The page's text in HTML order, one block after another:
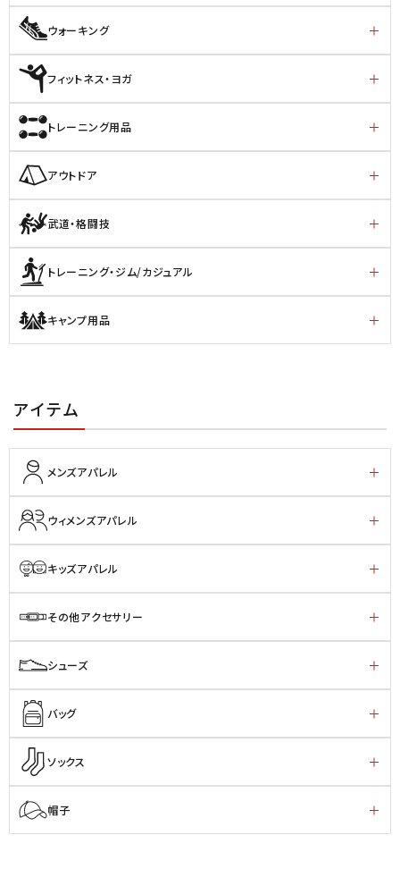
ウォーキング
フィットネス・ヨガ
トレーニング用品
アウトドア
武道・格闘技
トレーニング・ジム/カジュアル
キャンプ用品
アイテム
メンズアパレル
ウィメンズアパレル
キッズアパレル
その他アクセサリー
シューズ
バッグ
ソックス
帽子